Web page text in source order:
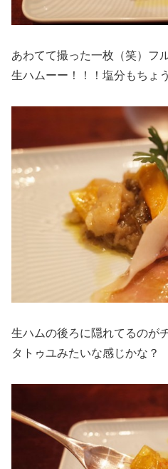
あわてて撮った一枚（笑）フ
生ハムーー！！！塩分もちょ
生ハムの後ろに隠れてるのが
タトゥユみたいな感じかな？